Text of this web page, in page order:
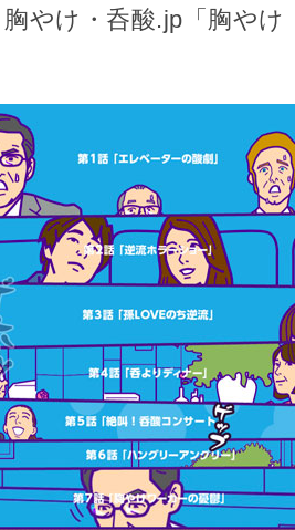
やけ・呑酸.jp「胸やけ